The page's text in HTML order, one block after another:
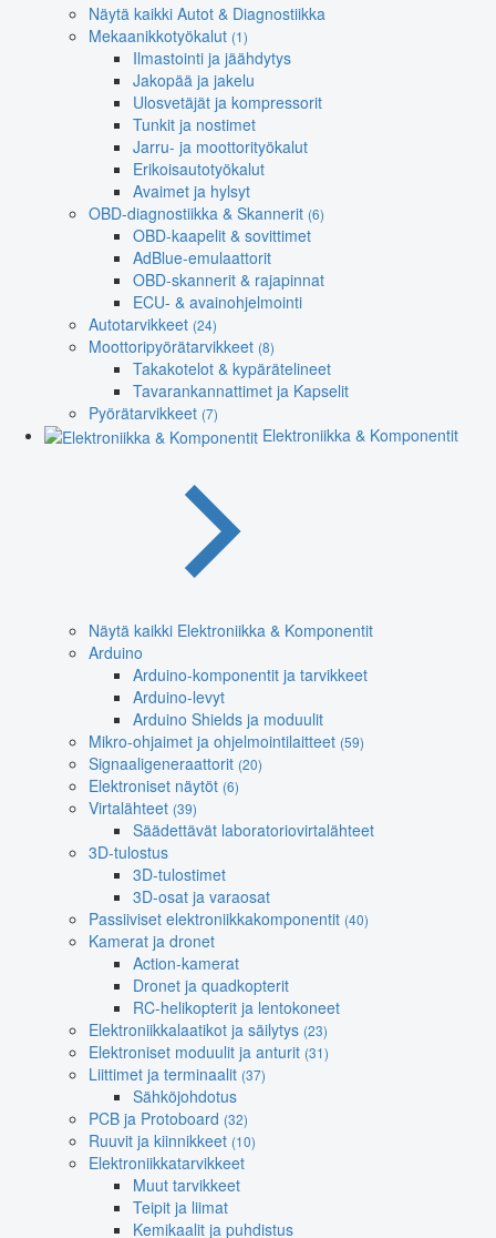
Näytä kaikki Autot & Diagnostiikka
Mekaanikkotyökalut (1)
Ilmastointi ja jäähdytys
Jakopää ja jakelu
Ulosvetäjät ja kompressorit
Tunkit ja nostimet
Jarru- ja moottorityökalut
Erikoisautotyökalut
Avaimet ja hylsyt
OBD-diagnostiikka & Skannerit (6)
OBD-kaapelit & sovittimet
AdBlue-emulaattorit
OBD-skannerit & rajapinnat
ECU- & avainohjelmointi
Autotarvikkeet (24)
Moottoripyörätarvikkeet (8)
Takakotelot & kypärätelineet
Tavarankannattimet ja Kapselit
Pyörätarvikkeet (7)
Elektroniikka & Komponentit
Näytä kaikki Elektroniikka & Komponentit
Arduino
Arduino-komponentit ja tarvikkeet
Arduino-levyt
Arduino Shields ja moduulit
Mikro-ohjaimet ja ohjelmointilaitteet (59)
Signaaligeneraattorit (20)
Elektroniset näytöt (6)
Virtalähteet (39)
Säädettävät laboratoriovirtalähteet
3D-tulostus
3D-tulostimet
3D-osat ja varaosat
Passiiviset elektroniikkakomponentit (40)
Kamerat ja dronet
Action-kamerat
Dronet ja quadkopterit
RC-helikopterit ja lentokoneet
Elektroniikkalaatikot ja säilytys (23)
Elektroniset moduulit ja anturit (31)
Liittimet ja terminaalit (37)
Sähköjohdotus
PCB ja Protoboard (32)
Ruuvit ja kiinnikkeet (10)
Elektroniikkatarvikkeet
Muut tarvikkeet
Teipit ja liimat
Kemikaalit ja puhdistus